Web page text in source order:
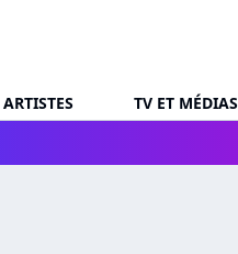
ARTISTES TV ET MÉDIAS